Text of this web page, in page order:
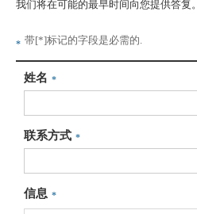
我们将在可能的最早时间向您提供答复。
* 带[*]标记的字段是必需的.
姓名 *
联系方式 *
信息 *